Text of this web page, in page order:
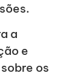
a
e
os